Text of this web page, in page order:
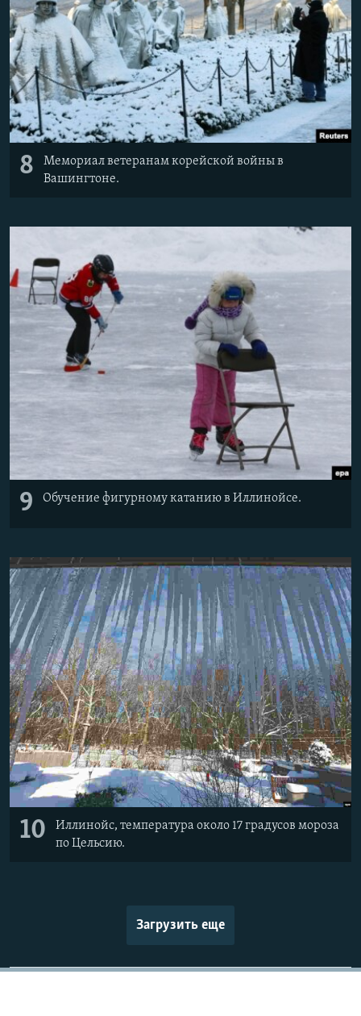
8
Мемориал ветеранам корейской войны в
Вашингтоне.
9 Обучение фигурному катанию в Иллинойсе.
10
Иллинойс, температура около 17 градусов мороза
по Цельсию.
Загрузить еще